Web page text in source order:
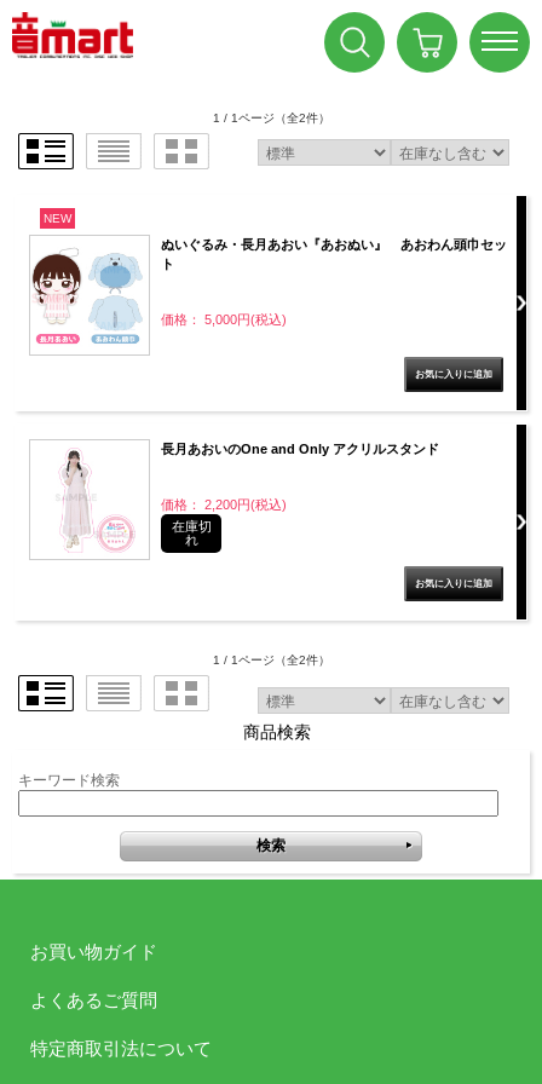
1 / 1ページ （全2件）
NEW
ぬいぐるみ・長月あおい『あおぬい』 あおわん頭巾セッ
ト
価格： 5,000円(税込)
長月あおいのOne and Only アクリルスタンド
価格： 2,200円(税込)
在庫切
れ
1 / 1ページ （全2件）
商品検索
キーワード検索
お買い物ガイド
よくあるご質問
特定商取引法について